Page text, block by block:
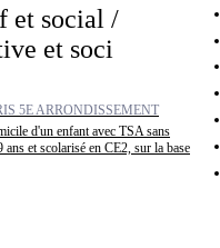
et social /
et soci
5E ARRONDISSEMENT
d'un enfant avec TSA sans
et scolarisé en CE2, sur la base